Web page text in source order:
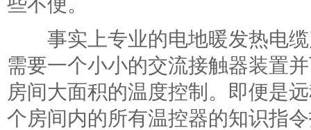
事实上专业的电地暖发热电缆
需要一个小小的交流接触器装置
房间大面积的温度控制。即便是
个房间内的所有温控器的知识指